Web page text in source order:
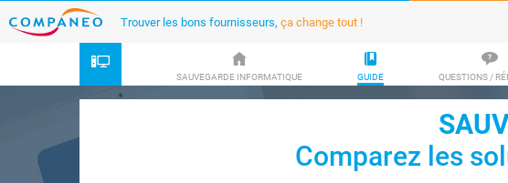
Trouver les bons fournisseurs, ça change tout !
SAUVEGARDE INFORMATIQUE GUIDE QUESTIONS /
Comparez les